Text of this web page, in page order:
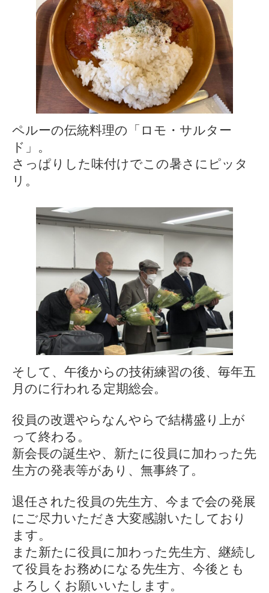
ペルーの伝統料理の「ロモ・サルター
ド」。
さっぱりした味付けでこの暑さにピッタ
リ。
そして、午後からの技術練習の後、毎年五
月のに行われる定期総会。
役員の改選やらなんやらで結構盛り上が
って終わる。
新会長の誕生や、新たに役員に加わった先
生方の発表等があり、無事終了。
退任された役員の先生方、今まで会の発展
にご尽力いただき大変感謝いたしており
ます。
また新たに役員に加わった先生方、継続し
て役員をお務めになる先生方、今後とも
よろしくお願いいたします。